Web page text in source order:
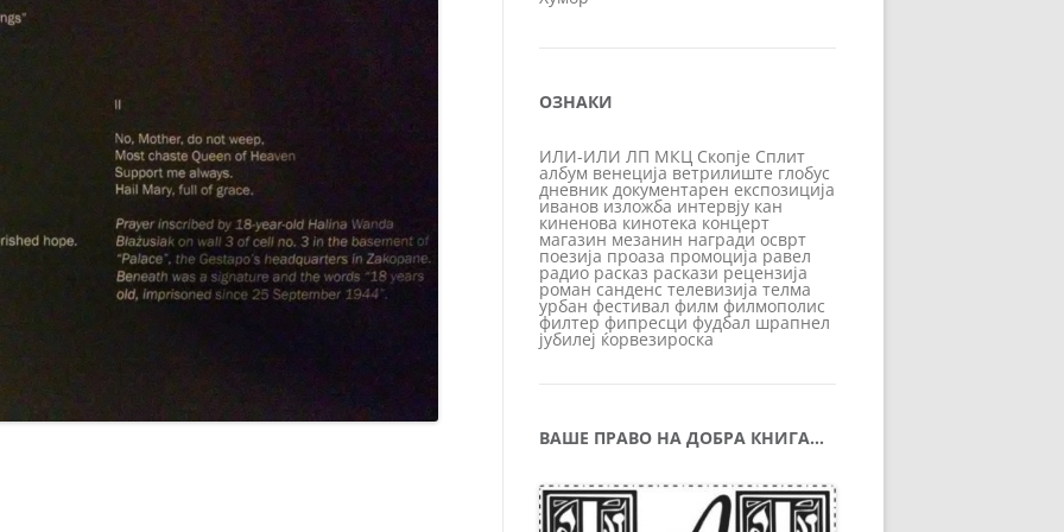
ОЗНАКИ
ИЛИ-ИЛИ ЛП МКЦ Скопје Сплит
албум венеција ветрилиште глобус
дневник документарен експозиција
иванов изложба интервју кан
киненова кинотека концерт
магазин мезанин награди осврт
поезија проаза промоција равел
радио расказ раскази рецензија
роман санденс телевизија телма
урбан фестивал филм филмополис
филтер фипресци фудбал шрапнел
јубилеј ќорвезироска
ВАШЕ ПРАВО НА ДОБРА КНИГА…